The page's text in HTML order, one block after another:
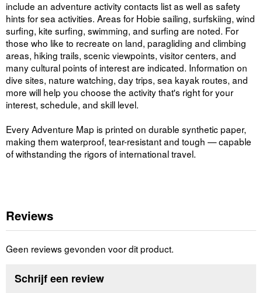
include an adventure activity contacts list as well as safety
hints for sea activities. Areas for Hobie sailing, surfskiing, wind
surfing, kite surfing, swimming, and surfing are noted. For
those who like to recreate on land, paragliding and climbing
areas, hiking trails, scenic viewpoints, visitor centers, and
many cultural points of interest are indicated. Information on
dive sites, nature watching, day trips, sea kayak routes, and
more will help you choose the activity that's right for your
interest, schedule, and skill level.
Every Adventure Map is printed on durable synthetic paper,
making them waterproof, tear-resistant and tough — capable
of withstanding the rigors of international travel.
Reviews
Geen reviews gevonden voor dit product.
Schrijf een review